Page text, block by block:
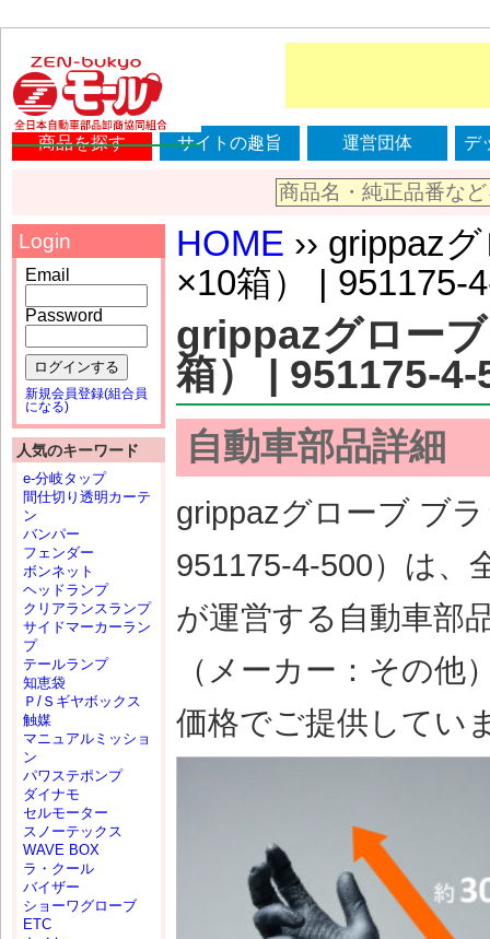
商品を探す サイトの趣旨 運営団体 デ
HOME ›› grippaz
×10箱） | 951175-
grippazグロー
箱） | 951175-4-
自動車部品詳細
grippazグローブ ブ
951175-4-500）は、
が運営する自動車部
（メーカー：その他
価格でご提供してい
Login
Email
Password
ログインする
新規会員登録(組合員
になる)
人気のキーワード
e-分岐タップ
間仕切り透明カーテ
ン
バンパー
フェンダー
ボンネット
ヘッドランプ
クリアランスランプ
サイドマーカーラン
プ
テールランプ
知恵袋
Ｐ/Ｓギヤボックス
触媒
マニュアルミッショ
ン
パワステポンプ
ダイナモ
セルモーター
スノーテックス
WAVE BOX
ラ・クール
バイザー
ショーワグローブ
ETC